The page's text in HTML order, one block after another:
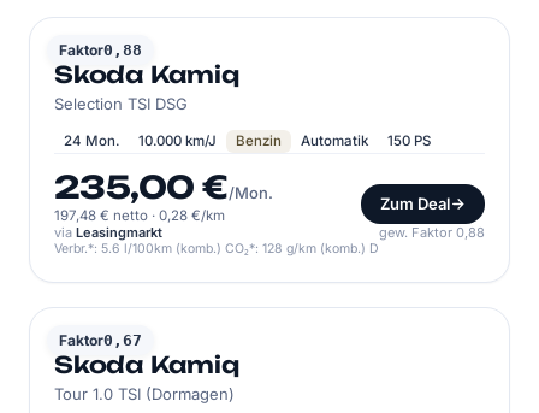
Faktor0,88
SKODA
Skoda Kamiq
Selection TSI DSG
24 Mon. 10.000 km/J Benzin Automatik 150 PS
235,00 €/Mon.
197,48 € netto · 0,28 €/km
Zum Deal
via Leasingmarkt gew. Faktor 0,88
Verbr.*: 5.6 l/100km (komb.) CO₂*: 128 g/km (komb.) D
Faktor0,67
SKODA
Skoda Kamiq
Tour 1.0 TSI (Dormagen)